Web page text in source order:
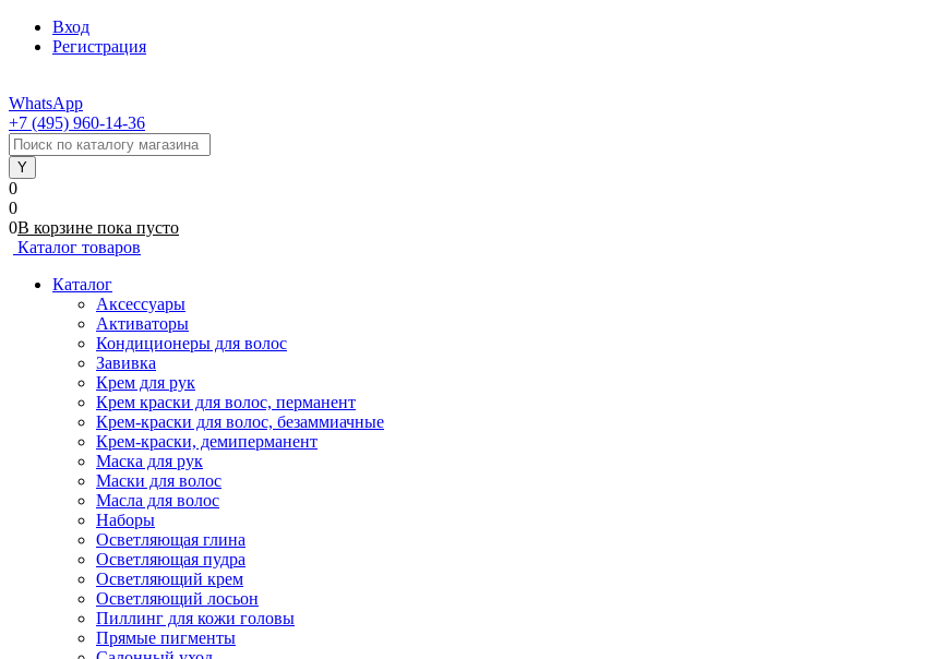
Вход
Регистрация
WhatsApp
+7 (495) 960-14-36
0
0
0В корзине пока пусто
Каталог товаров
Каталог
Аксессуары
Активаторы
Кондиционеры для волос
Завивка
Крем для рук
Крем краски для волос, перманент
Крем-краски для волос, безаммиачные
Крем-краски, демиперманент
Маска для рук
Маски для волос
Масла для волос
Наборы
Осветляющая глина
Осветляющая пудра
Осветляющий крем
Осветляющий лосьон
Пиллинг для кожи головы
Прямые пигменты